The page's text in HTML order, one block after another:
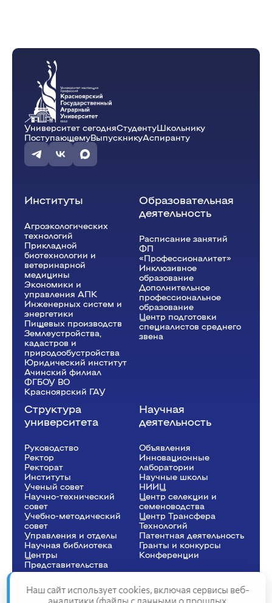
Университет сегодняСтудентуШкольнику
ПоступающемуВыпускникуАспиранту
Институты
Агроэкологических
технологий
Прикладной
биотехнологии и
ветеринарной
медицины
Экономики и
управления АПК
Инженерных систем и
энергетики
Пищевых производств
Землеустройства,
кадастров и
природообустройства
Юридический институт
Ачинский филиал
ФГБОУ ВО
Красноярский ГАУ
Образовательная
деятельность
Расписание занятий
ФП
«Профессионалитет»
Инклюзивное
образование
Дополнительное
профессиональное
образование
Центр подготовки
специалистов среднего
звена
Структура
университета
Руководство
Ректор
Рeкторат
Институты
Ученый совет
Научно-технический
совет
Учебно-методический
совет
Управления и отделы
Научная библиотека
Центры
Представительства
Научная
деятельность
Объявления
Инновационные
лаборатории
Научные школы
НИИЦ
Центр селекции и
семеноводства
Центр Трансфера
Технологий
Патентная деятельность
Гранты и конкурсы
Конференции
Наш сайт использует cookies, включая сервисы веб-
аналитики (файлы с данными о прошлых